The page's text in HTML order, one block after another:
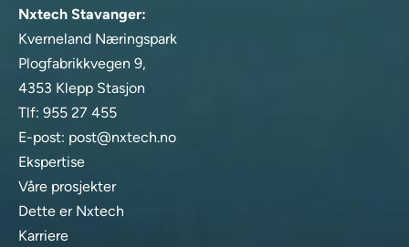
Nxtech Stavanger:
Kverneland Næringspark
Plogfabrikkvegen 9,
4353 Klepp Stasjon
Tlf: 955 27 455
E-post: post@nxtech.no
Ekspertise
Våre prosjekter
Dette er Nxtech
Karriere